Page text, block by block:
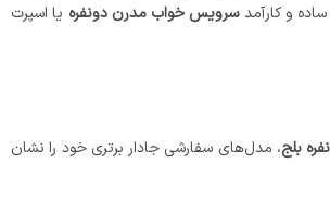
و کارآمدسرویس خواب مدرن دونفره یا اسپرت
بلج، مدل‌های سفارشی جادار برتری خود را نشان